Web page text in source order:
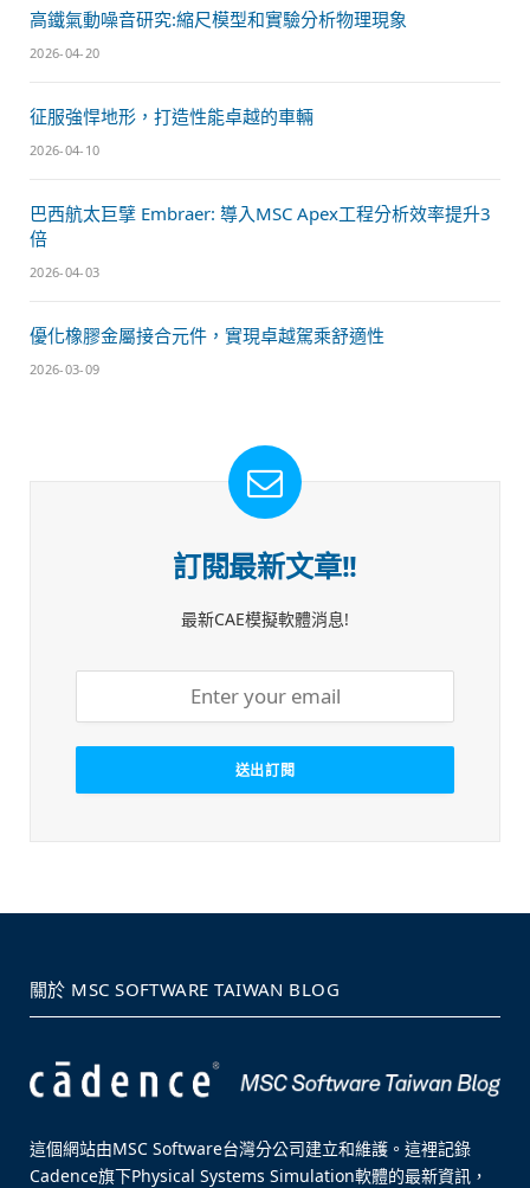
高鐵氣動噪音研究:縮尺模型和實驗分析物理現象
2026-04-20
征服強悍地形，打造性能卓越的車輛
2026-04-10
巴西航太巨擘 Embraer: 導入MSC Apex工程分析效率提升3
倍
2026-04-03
優化橡膠金屬接合元件，實現卓越駕乘舒適性
2026-03-09
訂閱最新文章!!
最新CAE模擬軟體消息!
關於 MSC SOFTWARE TAIWAN BLOG
這個網站由MSC Software台灣分公司建立和維護。這裡記錄
Cadence旗下Physical Systems Simulation軟體的最新資訊，